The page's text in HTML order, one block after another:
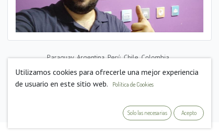
Paraguay, Argentina, Perú, Chile, Colombia,
oficina remota me han pedido soporte de todas partes...
Utilizamos cookies para ofrecerle una mejor experiencia
de usuario en este sitio web.
Política de Cookies
Solo las necesarias Acepto